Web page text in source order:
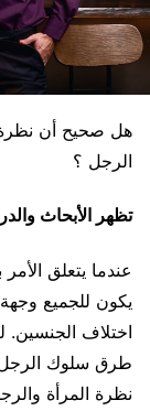
هل صحيح أن نظرة
الرجل ؟
تظهر الأبحاث
عندما يتعلق
يكون للجميع
اختلاف الجنسين.
طرق سلوك الرجل
نظرة المرأة